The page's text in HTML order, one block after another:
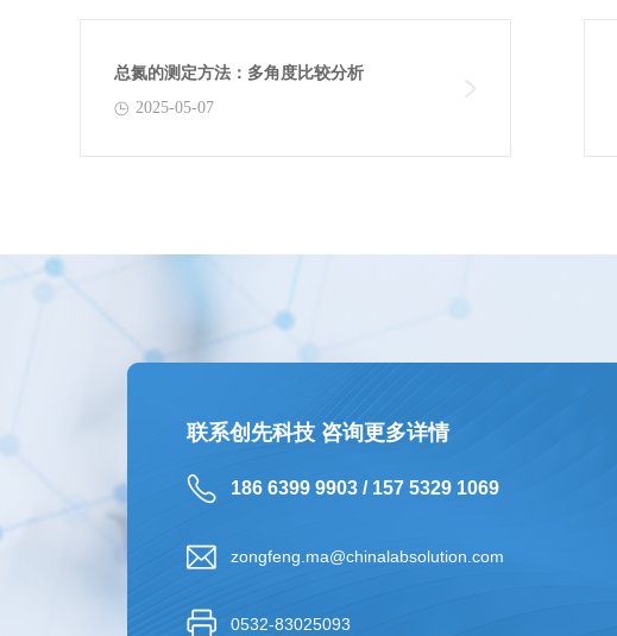
总氮的测定方法：多角度比较分析
2025-05-07
联系创先科技 咨询更多详情
186 6399 9903 / 157 5329 1069
zongfeng.ma@chinalabsolution.com
0532-83025093